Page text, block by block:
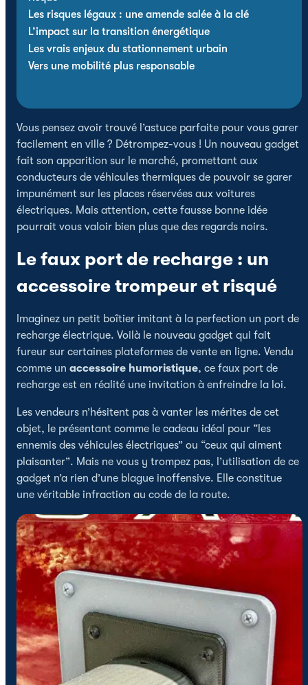
Les risques légaux : une amende salée à la clé
L’impact sur la transition énergétique
Les vrais enjeux du stationnement urbain
Vers une mobilité plus responsable
Vous pensez avoir trouvé l’astuce parfaite pour vous garer
facilement en ville ? Détrompez-vous ! Un nouveau gadget
fait son apparition sur le marché, promettant aux
conducteurs de véhicules thermiques de pouvoir se garer
impunément sur les places réservées aux voitures
électriques. Mais attention, cette fausse bonne idée
pourrait vous valoir bien plus que des regards noirs.
Le faux port de recharge : un
accessoire trompeur et risqué
Imaginez un petit boîtier imitant à la perfection un port de
recharge électrique. Voilà le nouveau gadget qui fait
fureur sur certaines plateformes de vente en ligne. Vendu
comme un accessoire humoristique, ce faux port de
recharge est en réalité une invitation à enfreindre la loi.
Les vendeurs n’hésitent pas à vanter les mérites de cet
objet, le présentant comme le cadeau idéal pour “les
ennemis des véhicules électriques” ou “ceux qui aiment
plaisanter”. Mais ne vous y trompez pas, l’utilisation de ce
gadget n’a rien d’une blague inoffensive. Elle constitue
une véritable infraction au code de la route.